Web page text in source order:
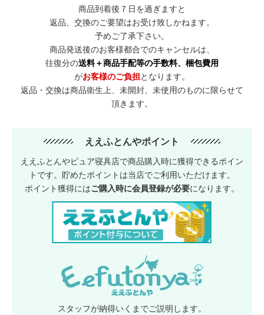
商品到着後７日を過ぎますと
返品、交換のご要望はお受け致しかねます。
予めご了承下さい。
商品発送後のお客様都合でのキャンセルは、
往復分の送料＋商品手配等の手数料、梱包費用
がお客様のご負担となります。
返品・交換は商品衛生上、未開封、未使用のものに限らせて
頂きます。
ええふとんやポイント
ええふとんやピュア寝具店で商品購入時に獲得できるポイン
トです。貯めたポイントは当店でご利用いただけます。
ポイント獲得にはご購入時に会員登録が必要になります。
スタッフが納得いくまでご説明します。